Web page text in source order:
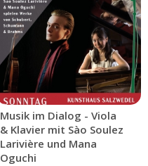
Musik im Dialog - Viola
& Klavier mit Sào Soulez
Larivière und Mana
Oguchi